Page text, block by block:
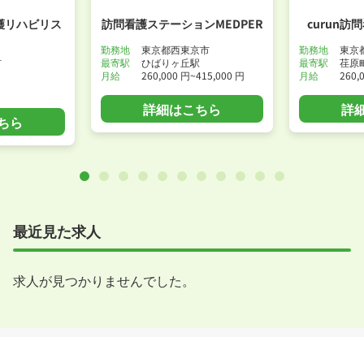
リハビリス
ら
訪問看護ステーションMEDPER
勤務地
東京都西東京市
最寄駅
ひばりヶ丘駅
月給
260,000 円~415,000 円
詳細はこちら
curun訪問
勤務地
東京
最寄駅
荏原
月給
詳
最近見た求人
求人が見つかりませんでした。